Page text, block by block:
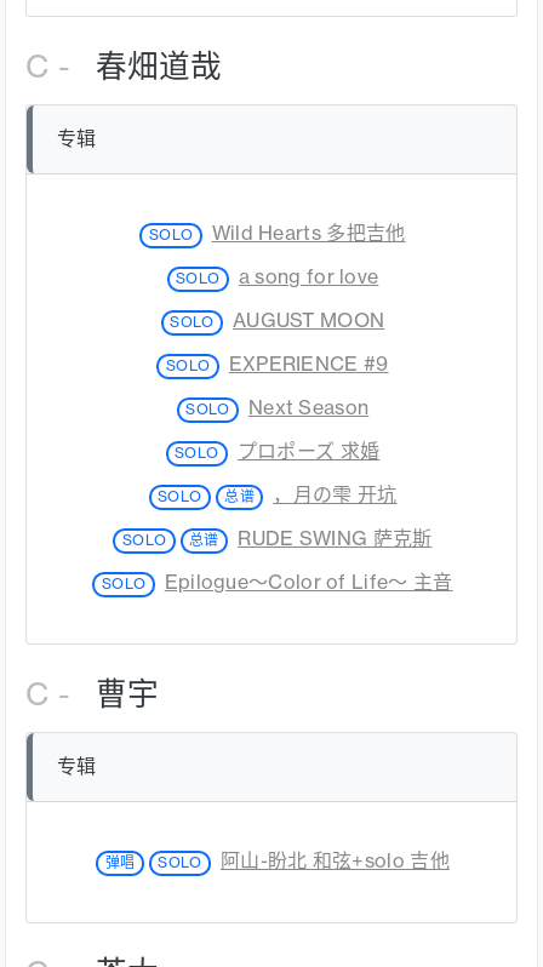
C - 春畑道哉
专辑
SOLO Wild Hearts 多把吉他
SOLO a song for love
SOLO AUGUST MOON
SOLO EXPERIENCE #9
SOLO Next Season
SOLO プロポーズ 求婚
SOLO 总谱 ，月の雫 开坑
SOLO 总谱 RUDE SWING 萨克斯
SOLO Epilogue～Color of Life～ 主音
C - 曹宇
专辑
弹唱 SOLO 阿山-盼北 和弦+solo 吉他